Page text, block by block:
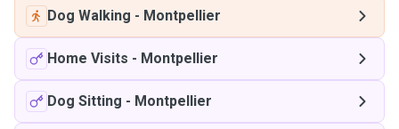
Dog Walking - Montpellier
Home Visits - Montpellier
Dog Sitting - Montpellier